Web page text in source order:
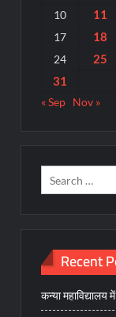
10 11
17 18
24 25
31
« Sep Nov »
Recent
कन्या महाविद्यालय